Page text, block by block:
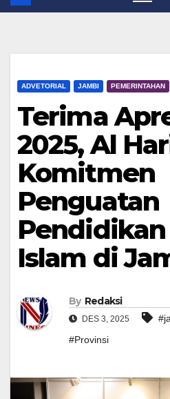
ADVETORIAL JAMBI PEMERINTAHAN
Terima
2025, Al
Komitmen
Penguatan
Islam di
By Redaksi
DES 3, 2025
#Provinsi